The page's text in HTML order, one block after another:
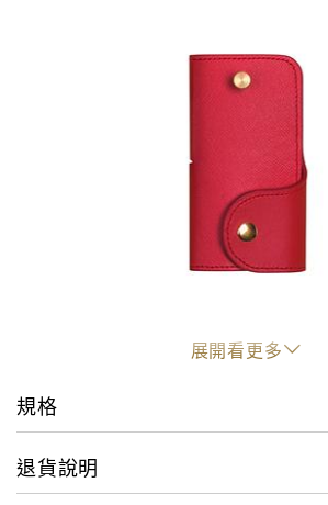
尺寸:11X6X1CM
"
展開看更多
規格
退貨說明